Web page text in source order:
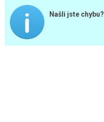
Našli jste chybu?